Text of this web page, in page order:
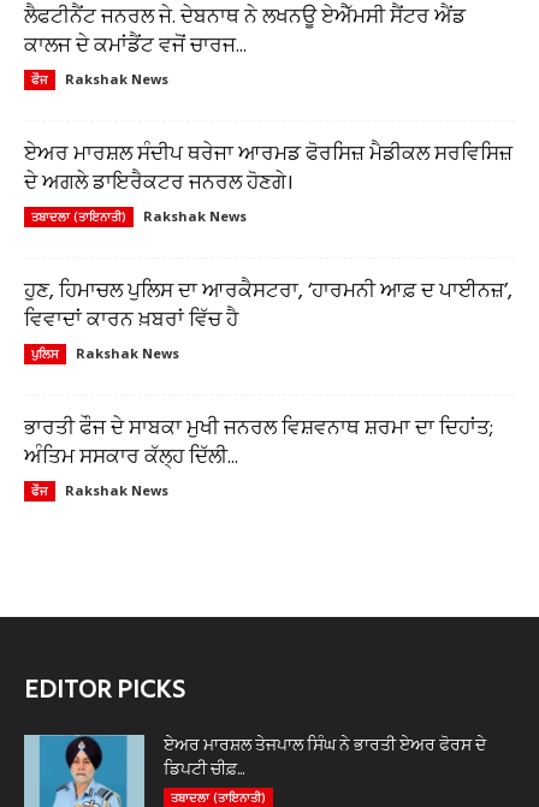
ਲੈਫਟੀਨੈਂਟ ਜਨਰਲ ਜੇ. ਦੇਬਨਾਥ ਨੇ ਲਖਨਊ ਏਐੱਮਸੀ ਸੈਂਟਰ ਐਂਡ
ਕਾਲਜ ਦੇ ਕਮਾਂਡੈਂਟ ਵਜੋਂ ਚਾਰਜ...
ਫੌਜ Rakshak News
ਏਅਰ ਮਾਰਸ਼ਲ ਸੰਦੀਪ ਥਰੇਜਾ ਆਰਮਡ ਫੋਰਸਿਜ਼ ਮੈਡੀਕਲ ਸਰਵਿਸਿਜ਼
ਦੇ ਅਗਲੇ ਡਾਇਰੈਕਟਰ ਜਨਰਲ ਹੋਣਗੇ।
ਤਬਾਦਲਾ (ਤਾਇਨਾਤੀ) Rakshak News
ਹੁਣ, ਹਿਮਾਚਲ ਪੁਲਿਸ ਦਾ ਆਰਕੈਸਟਰਾ, ‘ਹਾਰਮਨੀ ਆਫ਼ ਦ ਪਾਈਨਜ਼’,
ਵਿਵਾਦਾਂ ਕਾਰਨ ਖ਼ਬਰਾਂ ਵਿੱਚ ਹੈ
ਪੁਲਿਸ Rakshak News
ਭਾਰਤੀ ਫੌਜ ਦੇ ਸਾਬਕਾ ਮੁਖੀ ਜਨਰਲ ਵਿਸ਼ਵਨਾਥ ਸ਼ਰਮਾ ਦਾ ਦਿਹਾਂਤ;
ਅੰਤਿਮ ਸਸਕਾਰ ਕੱਲ੍ਹ ਦਿੱਲੀ...
ਫੌਜ Rakshak News
EDITOR PICKS
ਏਅਰ ਮਾਰਸ਼ਲ ਤੇਜਪਾਲ ਸਿੰਘ ਨੇ ਭਾਰਤੀ ਏਅਰ ਫੋਰਸ ਦੇ
ਡਿਪਟੀ ਚੀਫ਼...
ਤਬਾਦਲਾ (ਤਾਇਨਾਤੀ)